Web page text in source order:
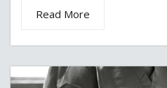
Read More